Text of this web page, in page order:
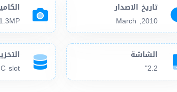
تاريخ الاصدار
2010, March
1.3MP
الشاشة
2.2"
slot